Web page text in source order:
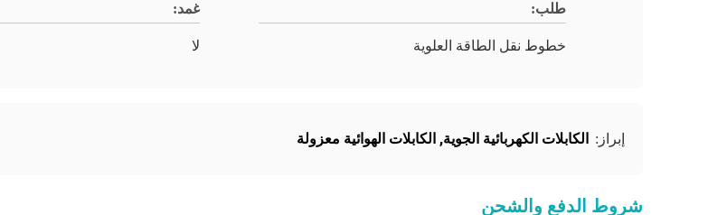
طلب:
خطوط نقل الطاقة العلوية
غمد:
لا
إبراز: الكابلات الكهربائية الجوية, الكابلات الهوائية معزولة
شروط الدفع والشحن